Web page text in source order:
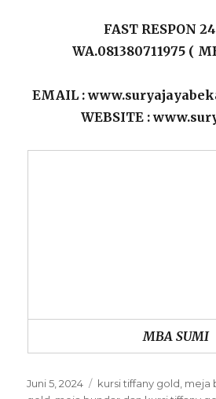
FAST RESPON
WA.081380711975 (
EMAIL :
WEBSITE :
MBA SUMI
Posted
Juni 5, 2024 Categories
kursi tiffany gold meja